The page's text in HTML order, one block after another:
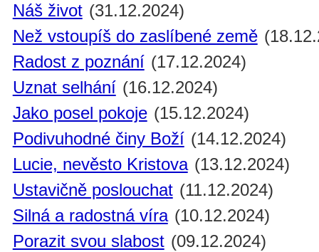
Náš život (31.12.2024)
Než vstoupíš do zaslíbené země
Radost z poznání (17.12.2024)
Uznat selhání (16.12.2024)
Jako posel pokoje (15.12.2024)
Podivuhodné činy Boží (14.12.2024)
Lucie, nevěsto Kristova (13.12.2024)
Ustavičně poslouchat (11.12.2024)
Silná a radostná víra (10.12.2024)
Porazit svou slabost (09.12.2024)